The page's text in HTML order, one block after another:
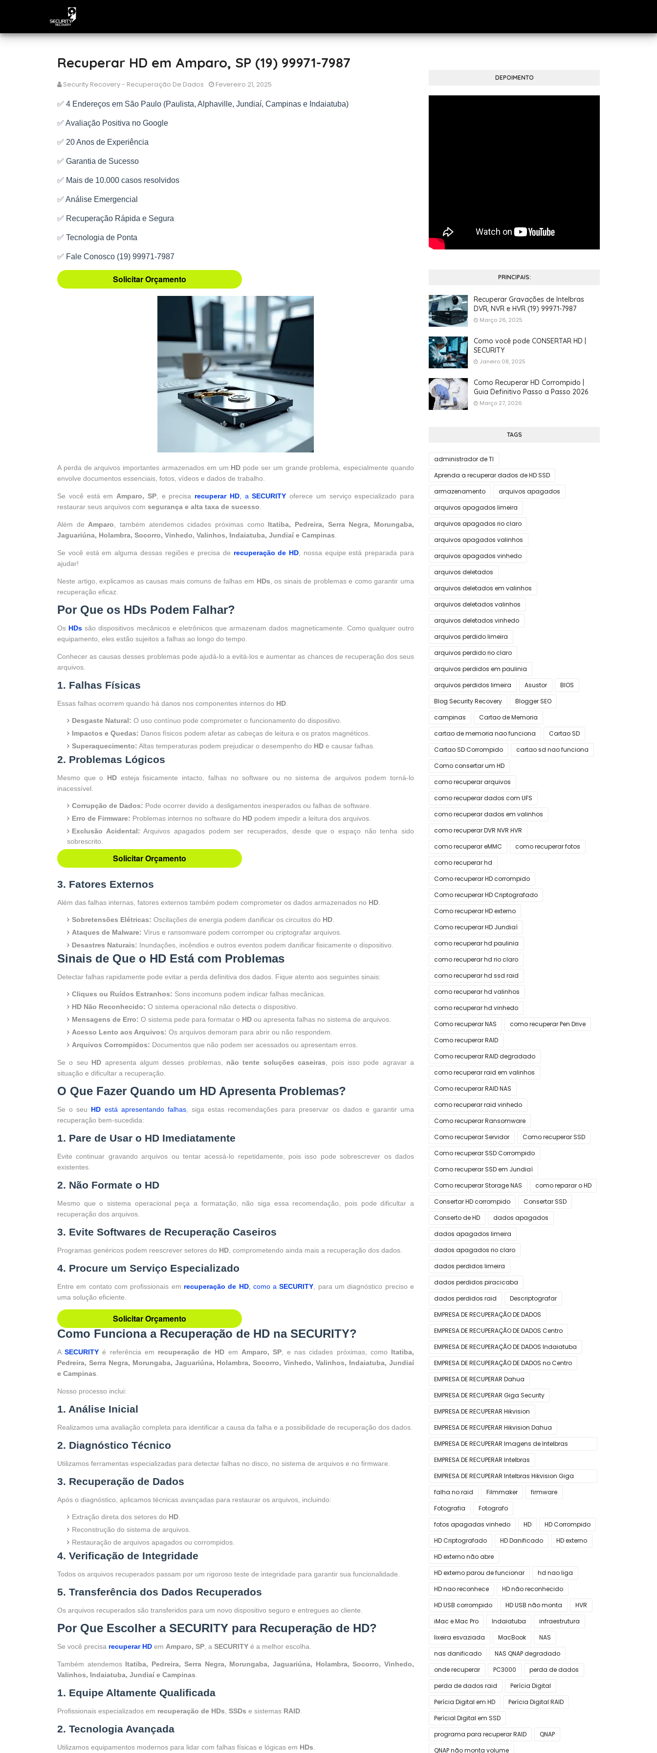
Recuperar HD em Amparo, SP (19) 99971-7987
Security Recovery - Recuperação De Dados Fevereiro 21, 2025
✅ 4 Endereços em São Paulo (Paulista, Alphaville, Jundiaí, Campinas e Indaiatuba)
✅ Avaliação Positiva no Google
✅ 20 Anos de Experiência
✅ Garantia de Sucesso
✅ Mais de 10.000 casos resolvidos
✅ Análise Emergencial
✅ Recuperação Rápida e Segura
✅ Tecnologia de Ponta
✅ Fale Conosco (19) 99971-7987
Solicitar Orçamento
A perda de arquivos importantes armazenados em um HD pode ser um grande problema, especialmente quando
envolve documentos essenciais, fotos, vídeos e dados de trabalho.
Se você está em Amparo, SP, e precisa recuperar HD, aSECURITY oferece um serviço especializado para
restaurar seus arquivos com segurança e alta taxa de sucesso
Além de Amparo , também atendemos cidades próximas como Itatiba, Pedreira, Serra Negra, Morungaba,
Jaguariúna, Holambra, Socorro, Vinhedo, Valinhos, Indaiatuba, Jundiaí e Campinas
Se você está em alguma dessas regiões e precisa de recuperação de HD , nossa equipe está preparada para
ajudar!
Neste artigo, explicamos as causas mais comuns de falhas em HDs , os sinais de problemas e como garantir uma
recuperação eficaz.
Por Que os HDs Podem Falhar?
Os HDs são dispositivos mecânicos e eletrônicos que armazenam dados magneticamente. Como qualquer outro
equipamento, eles estão sujeitos a falhas ao longo do tempo.
Conhecer as causas desses problemas pode ajudá-lo a evitá-los e aumentar as chances de recuperação dos seus
arquivos.
1. Falhas Físicas
Essas falhas ocorrem quando há danos nos componentes internos do HD
Desgaste Natural: O uso contínuo pode comprometer o funcionamento do dispositivo.
Impactos e Quedas: Danos físicos podem afetar as cabeças de leitura e os pratos magnéticos.
Superaquecimento: Altas temperaturas podem prejudicar o desempenho do HD e causar falhas.
2. Problemas Lógicos
Mesmo que o HD esteja fisicamente intacto, falhas no software ou no sistema de arquivos podem torná-lo
inacessível.
Corrupção de Dados: Pode ocorrer devido a desligamentos inesperados ou falhas de software.
Erro de Firmware: Problemas internos no software do HD podem impedir a leitura dos arquivos.
Exclusão Acidental: Arquivos apagados podem ser recuperados, desde que o espaço não tenha sido
sobrescrito.
Solicitar Orçamento
3. Fatores Externos
Além das falhas internas, fatores externos também podem comprometer os dados armazenados no HD
Sobretensões Elétricas: Oscilações de energia podem danificar os circuitos do HD
Ataques de Malware: Vírus e ransomware podem corromper ou criptografar arquivos.
Desastres Naturais: Inundações, incêndios e outros eventos podem danificar fisicamente o dispositivo.
Sinais de Que o HD Está com Problemas
Detectar falhas rapidamente pode evitar a perda definitiva dos dados. Fique atento aos seguintes sinais:
Cliques ou Ruídos Estranhos: Sons incomuns podem indicar falhas mecânicas.
HD Não Reconhecido: O sistema operacional não detecta o dispositivo.
Mensagens de Erro: O sistema pede para formatar o HD ou apresenta falhas no sistema de arquivos.
Acesso Lento aos Arquivos: Os arquivos demoram para abrir ou não respondem.
Arquivos Corrompidos: Documentos que não podem ser acessados ou apresentam erros.
Se o seu HD apresenta algum desses problemas, não tente soluções caseiras , pois isso pode agravar a
situação e dificultar a recuperação.
O Que Fazer Quando um HD Apresenta Problemas?
Se o seu HD está apresentando falhas, siga estas recomendações para preservar os dados e garantir uma
recuperação bem-sucedida:
1. Pare de Usar o HD Imediatamente
Evite continuar gravando arquivos ou tentar acessá-lo repetidamente, pois isso pode sobrescrever os dados
existentes.
2. Não Formate o HD
Mesmo que o sistema operacional peça a formatação, não siga essa recomendação, pois pode dificultar a
recuperação dos arquivos.
3. Evite Softwares de Recuperação Caseiros
Programas genéricos podem reescrever setores do HD , comprometendo ainda mais a recuperação dos dados.
4. Procure um Serviço Especializado
Entre em contato com profissionais em recuperação de HD, como aSECURITY , para um diagnóstico preciso e
uma solução eficiente.
Solicitar Orçamento
Como Funciona a Recuperação de HD na SECURITY?
ASECURITY é referência em recuperação de HD em Amparo, SP, e nas cidades próximas, como Itatiba,
Pedreira, Serra Negra, Morungaba, Jaguariúna, Holambra, Socorro, Vinhedo, Valinhos, Indaiatuba, Jundiaí
e Campinas
Nosso processo inclui:
1. Análise Inicial
Realizamos uma avaliação completa para identificar a causa da falha e a possibilidade de recuperação dos dados.
2. Diagnóstico Técnico
Utilizamos ferramentas especializadas para detectar falhas no disco, no sistema de arquivos e no firmware.
3. Recuperação de Dados
Após o diagnóstico, aplicamos técnicas avançadas para restaurar os arquivos, incluindo:
Extração direta dos setores do HD
Reconstrução do sistema de arquivos.
Restauração de arquivos apagados ou corrompidos.
4. Verificação de Integridade
Todos os arquivos recuperados passam por um rigoroso teste de integridade para garantir sua funcionalidade.
5. Transferência dos Dados Recuperados
Os arquivos recuperados são transferidos para um novo dispositivo seguro e entregues ao cliente.
Por Que Escolher a SECURITY para Recuperação de HD?
Se você precisa recuperar HD em Amparo, SP , a SECURITY é a melhor escolha.
Também atendemos Itatiba, Pedreira, Serra Negra, Morungaba, Jaguariúna, Holambra, Socorro, Vinhedo,
Valinhos, Indaiatuba, Jundiaí e Campinas
1. Equipe Altamente Qualificada
Profissionais especializados em recuperação de HDs SSDs e sistemas RAID
2. Tecnologia Avançada
Utilizamos equipamentos modernos para lidar com falhas físicas e lógicas em HDs
DEPOIMENTO
PRINCIPAIS:
Recuperar Gravações de Intelbras
DVR, NVR e HVR (19) 99971-7987
Março 26, 2025
Como você pode CONSERTAR HD |
SECURITY
Janeiro 08, 2025
Como Recuperar HD Corrompido |
Guia Definitivo Passo a Passo 2026
Março 27, 2026
TAGS
administrador de TI
Aprenda a recuperar dados de HD SSD
armazenamento
arquivos apagados
arquivos apagados limeira
arquivos apagados rio claro
arquivos apagados valinhos
arquivos apagados vinhedo
arquivos deletados
arquivos deletados em valinhos
arquivos deletados valinhos
arquivos deletados vinhedo
arquivos perdido limeira
arquivos perdido rio claro
arquivos perdidos em paulinia
arquivos perdidos limeira
Asustor
BIOS
Blog Security Recovery
Blogger SEO
campinas
Cartao de Memoria
cartao de memoria nao funciona
Cartao SD
Cartao SD Corrompido
cartao sd nao funciona
Como consertar um HD
como recuperar arquivos
como recuperar dados com UFS
como recuperar dados em valinhos
como recuperar DVR NVR HVR
como recuperar eMMC
como recuperar fotos
como recuperar hd
Como recuperar HD corrompido
Como recuperar HD Criptografado
Como recuperar HD externo
Como recuperar HD Jundiaí
como recuperar hd paulinia
como recuperar hd rio claro
como recuperar hd ssd raid
como recuperar hd valinhos
como recuperar hd vinhedo
Como recuperar NAS
como recuperar Pen Drive
Como recuperar RAID
Como recuperar RAID degradado
como recuperar raid em valinhos
Como recuperar RAID NAS
como recuperar raid vinhedo
Como recuperar Ransomware
Como recuperar Servidor
Como recuperar SSD
Como recuperar SSD Corrompido
Como recuperar SSD em Jundiaí
Como recuperar Storage NAS
como reparar o HD
Consertar HD corrompido
Consertar SSD
Conserto de HD
dados apagados
dados apagados limeira
dados apagados rio claro
dados perdidos limeira
dados perdidos piracicaba
dados perdidos raid
Descriptografar
EMPRESA DE RECUPERAÇÃO DE DADOS
EMPRESA DE RECUPERAÇÃO DE DADOS Centro
EMPRESA DE RECUPERAÇÃO DE DADOS Indaiatuba
EMPRESA DE RECUPERAÇÃO DE DADOS no Centro
EMPRESA DE RECUPERAR Dahua
EMPRESA DE RECUPERAR Giga Security
EMPRESA DE RECUPERAR Hikvision
EMPRESA DE RECUPERAR Hikvision Dahua
EMPRESA DE RECUPERAR Imagens de Intelbras
Hikvision TP-link Giga Dahua
EMPRESA DE RECUPERAR Intelbras
EMPRESA DE RECUPERAR Intelbras Hikvision Giga
Dahua
falha no raid Filmmaker
firmware
Fotografia
Fotografo
fotos apagadas vinhedo
HD
HD Corrompido
HD Criptografado
HD Danificado
HD externo
HD externo não abre
HD externo parou de funcionar
hd nao liga
HD nao reconhece
HD não reconhecido
HD USB corrompido
HD USB não monta
HVR
iMac e Mac Pro
Indaiatuba
infraestrutura
lixeira esvaziada
MacBook
NAS
nas danificado
NAS QNAP degradado
onde recuperar
PC3000
perda de dados
perda de dados raid
Perícia Digital
Perícia Digital em HD
Perícia Digital RAID
Perícial Digital em SSD
programa para recuperar RAID
QNAP
QNAP não monta volume